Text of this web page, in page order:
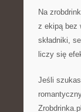
Na
z ekipą bez
składniki,
liczy się
Jeśli